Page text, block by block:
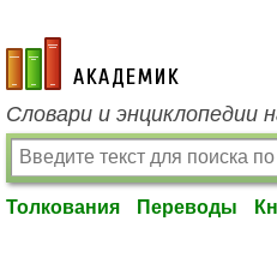
academic.ru
Словари и энциклопедии
Толкования Переводы